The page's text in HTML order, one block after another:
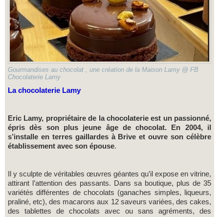
Gourmandises au chocolat , une création de la Maison Lamy @ FB
Chocolaterie Lamy
La chocolaterie Lamy
Eric Lamy, propriétaire de la chocolaterie est un passionné,
épris dès son plus jeune âge de chocolat. En 2004, il
s’installe en terres gaillardes à Brive et ouvre son célèbre
établissement avec son épouse.
Il y sculpte de véritables œuvres géantes qu’il expose en vitrine,
attirant l’attention des passants. Dans sa boutique, plus de 35
variétés différentes de chocolats (ganaches simples, liqueurs,
praliné, etc), des macarons aux 12 saveurs variées, des cakes,
des tablettes de chocolats avec ou sans agréments, des